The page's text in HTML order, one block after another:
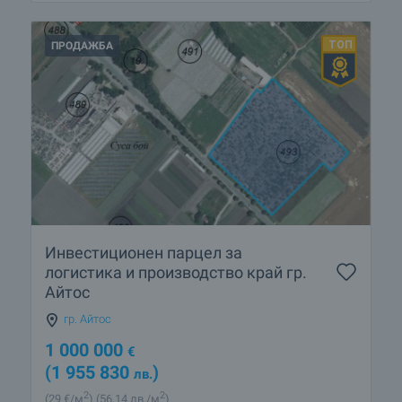
ПРОДАЖБА
Инвестиционен парцел за
логистика и производство край гр.
Айтос
гр. Айтос
1 000 000 €
(1 955 830 лв.)
(29 €/м2) (56 ,14 лв./м2)